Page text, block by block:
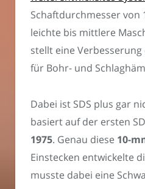
Schaftdurchmesser von
leichte bis mittlere
stellt eine Verbesserung
für Bohr- und
Dabei ist SDS plus gar
basiert auf der ersten
1975. Genau diese 10-
Einstecken entwickelte
musste dabei eine